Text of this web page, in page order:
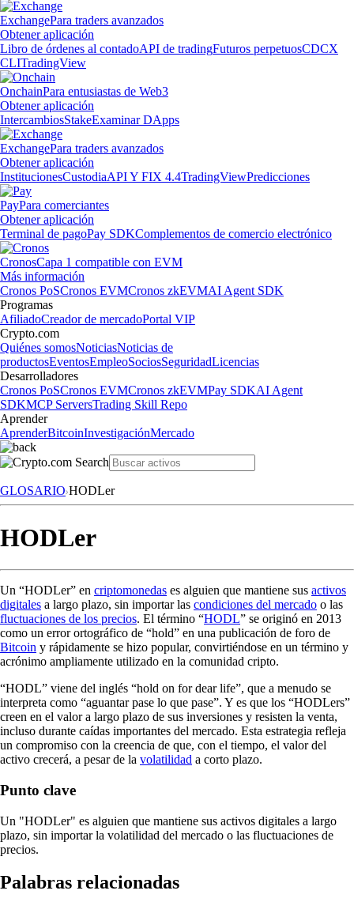
ExchangePara traders avanzados
Obtener aplicación
Libro de órdenes al contadoAPI de tradingFuturos perpetuosCDCX
CLITradingView
OnchainPara entusiastas de Web3
Obtener aplicación
IntercambiosStakeExaminar DApps
ExchangePara traders avanzados
Obtener aplicación
InstitucionesCustodiaAPI Y FIX 4.4TradingViewPredicciones
PayPara comerciantes
Obtener aplicación
Terminal de pagoPay SDKComplementos de comercio electrónico
CronosCapa 1 compatible con EVM
Más información
Cronos PoSCronos EVMCronos zkEVMAI Agent SDK
Programas
AfiliadoCreador de mercadoPortal VIP
Crypto.com
Quiénes somosNoticiasNoticias de
productosEventosEmpleoSociosSeguridadLicencias
Desarrolladores
Cronos PoSCronos EVMCronos zkEVMPay SDKAI Agent
SDKMCP ServersTrading Skill Repo
Aprender
AprenderBitcoinInvestigaciónMercado
GLOSARIO HODLer
HODLer
Un “HODLer” en criptomonedas es alguien que mantiene sus activos
digitales a largo plazo, sin importar las condiciones del mercado o las
fluctuaciones de los precios. El término “HODL” se originó en 2013
como un error ortográfico de “hold” en una publicación de foro de
Bitcoin y rápidamente se hizo popular, convirtiéndose en un término y
acrónimo ampliamente utilizado en la comunidad cripto.
“HODL” viene del inglés “hold on for dear life”, que a menudo se
interpreta como “aguantar pase lo que pase”. Y es que los “HODLers”
creen en el valor a largo plazo de sus inversiones y resisten la venta,
incluso durante caídas importantes del mercado. Esta estrategia refleja
un compromiso con la creencia de que, con el tiempo, el valor del
activo crecerá, a pesar de la volatilidad a corto plazo.
Punto clave
Un "HODLer" es alguien que mantiene sus activos digitales a largo
plazo, sin importar la volatilidad del mercado o las fluctuaciones de
precios.
Palabras relacionadas